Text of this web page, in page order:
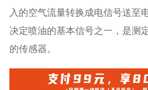
入的空气流量转换成电信号送至
决定喷油的基本信号之一，是测
的传感器。